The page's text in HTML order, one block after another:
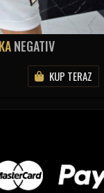
NEGATIV
KUP TERAZ